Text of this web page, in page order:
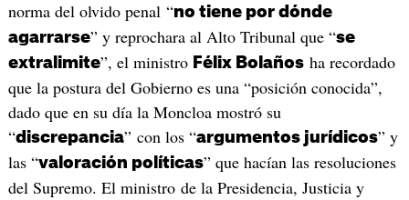
norma del olvido penal “no tiene por dónde
agarrarse” y reprochara al Alto Tribunal que “se
extralimite”, el ministro Félix Bolañosha recordado
que la postura del Gobierno es una “posición conocida”,
dado que en su día la Moncloa mostró su
“discrepancia” con los “argumentos jurídicos” y
las “valoración políticas” que hacían las resoluciones
del Supremo. El ministro de la Presidencia, Justicia y